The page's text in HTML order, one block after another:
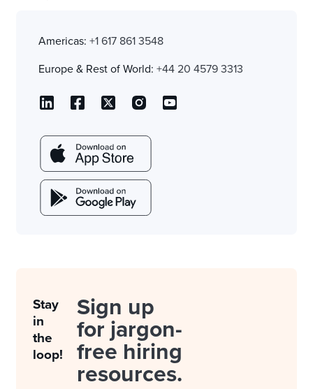
Americas: +1 617 861 3548
Europe & Rest of World: +44 20 4579 3313
Stay
in
the
loop!
Sign up
for jargon-
free hiring
resources.